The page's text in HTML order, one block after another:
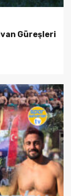
Güreşleri